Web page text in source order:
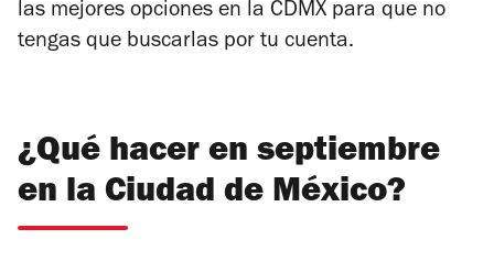
las mejores opciones en la CDMX para que no
tengas que buscarlas por tu cuenta.
¿Qué hacer en septiembre
en la Ciudad de México?